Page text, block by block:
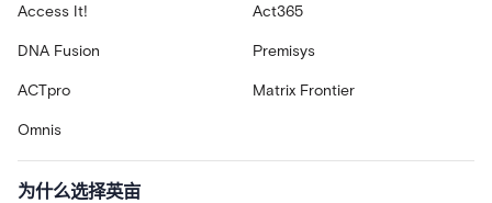
Access It!
Act365
DNA Fusion Premisys
ACTpro Matrix Frontier
Omnis
为什么选择英亩